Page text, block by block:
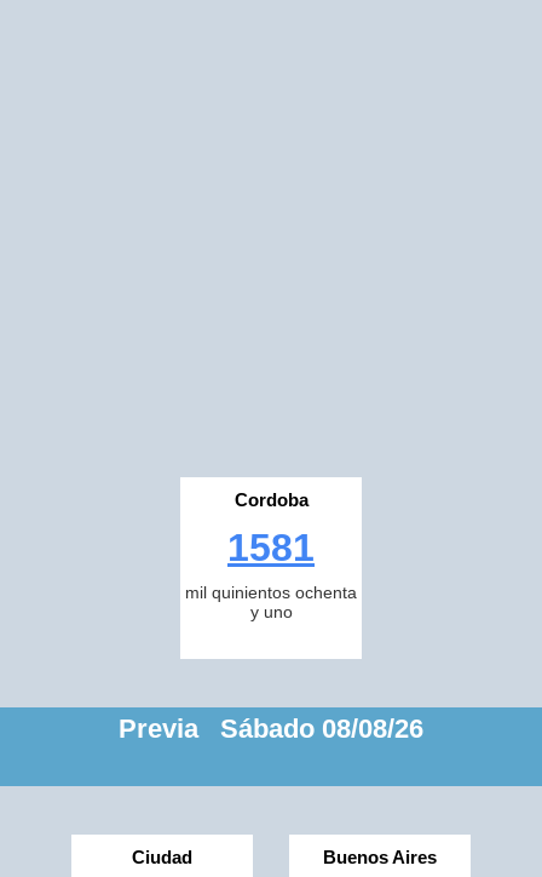
Cordoba
1581
mil quinientos ochenta
y uno
Previa Sábado 08/08/26
Ciudad Buenos Aires